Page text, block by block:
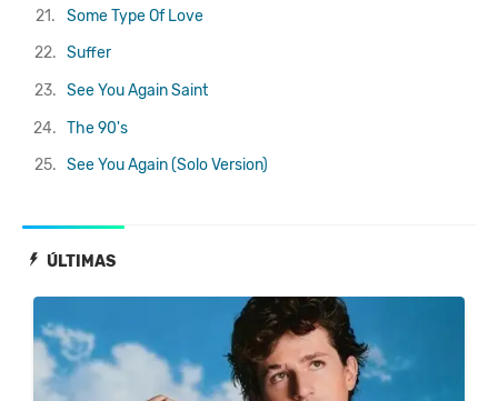
ÚLTIMAS
21.
Some Type Of Love
22. Suffer
23. See You AgainSaint
24. The 90's
25. See You Again (Solo Version)